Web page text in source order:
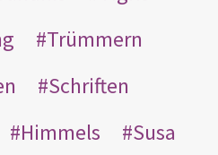
Trümmern
Schriften
Himmels
Susa